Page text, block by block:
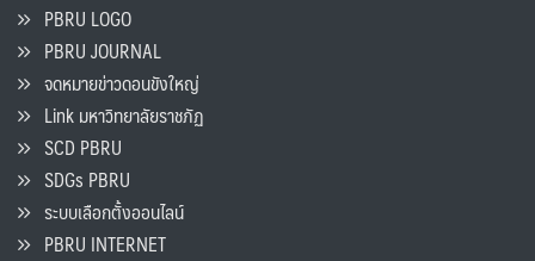
PBRU LOGO
PBRU JOURNAL
จดหมายข่าวดอนขังใหญ่
Link มหาวิทยาลัยราชภัฏ
SCD PBRU
SDGs PBRU
ระบบเลือกตั้งออนไลน์
PBRU INTERNET